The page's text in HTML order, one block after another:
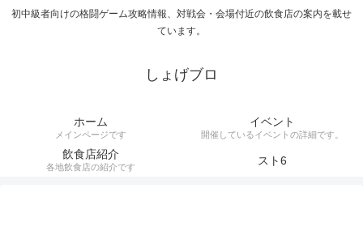
初中級者向けの格闘ゲーム攻略情報、対戦会・会場付近の飲食店の案内を載せ
ています。
しょげブロ
ホーム
メインページです
イベント
開催しているイベントの詳細です。
飲食店紹介
各地飲食店の紹介です スト6